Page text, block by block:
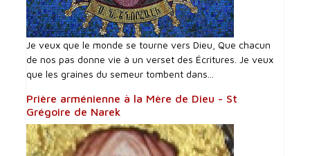
Je veux que le monde se tourne vers Dieu, Que chacun
de nos pas donne vie à un verset des Écritures. Je veux
que les graines du semeur tombent dans...
Prière arménienne à la Mère de Dieu - St
Grégoire de Narek